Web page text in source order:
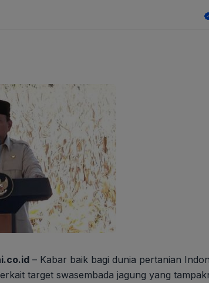
– Kabar baik bagi dunia pertanian
target swasembada jagung yang